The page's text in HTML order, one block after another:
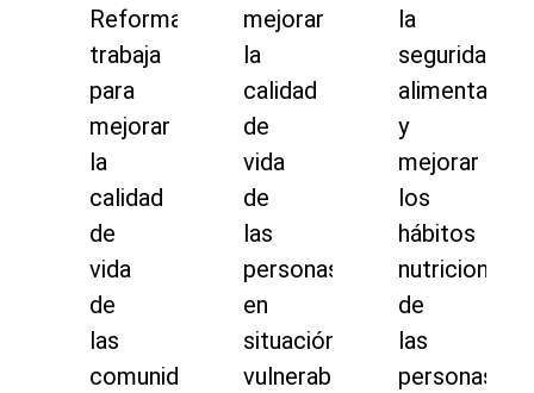
Reforma
trabaja
para
mejorar
la
calidad
de
vida
de
las
comunidades
mejorar
la
calidad
de
vida
de
las
personas
en
situación
vulnerable
la
seguridad
alimentaria
y
mejorar
los
hábitos
nutricionales
de
las
personas